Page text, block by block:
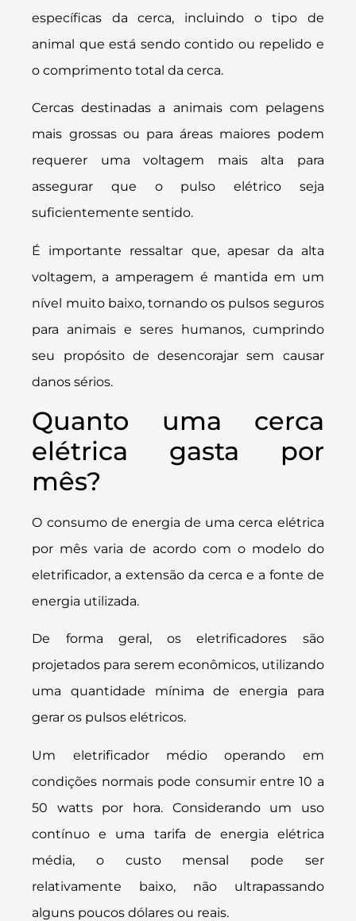
específicas da cerca, incluindo o tipo de
animal que está sendo contido ou repelido e
o comprimento total da cerca.
Cercas destinadas a animais com pelagens
mais grossas ou para áreas maiores podem
requerer uma voltagem mais alta para
assegurar que o pulso elétrico seja
suficientemente sentido.
É importante ressaltar que, apesar da alta
voltagem, a amperagem é mantida em um
nível muito baixo, tornando os pulsos seguros
para animais e seres humanos, cumprindo
seu propósito de desencorajar sem causar
danos sérios.
Quanto uma cerca
elétrica gasta por
mês?
O consumo de energia de uma cerca elétrica
por mês varia de acordo com o modelo do
eletrificador, a extensão da cerca e a fonte de
energia utilizada.
De forma geral, os eletrificadores são
projetados para serem econômicos, utilizando
uma quantidade mínima de energia para
gerar os pulsos elétricos.
Um eletrificador médio operando em
condições normais pode consumir entre 10 a
50 watts por hora. Considerando um uso
contínuo e uma tarifa de energia elétrica
média, o custo mensal pode ser
relativamente baixo, não ultrapassando
alguns poucos dólares ou reais.